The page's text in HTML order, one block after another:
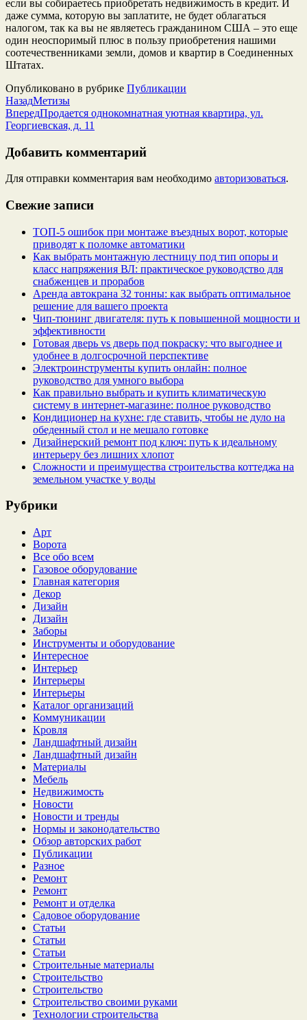
если вы собираетесь приобретать недвижимость в кредит. И
даже сумма, которую вы заплатите, не будет облагаться
налогом, так ка вы не являетесь гражданином США – это еще
один неоспоримый плюс в пользу приобретения нашими
соотечественниками земли, домов и квартир в Соединенных
Штатах.
Опубликовано в рубрике Публикации
НазадМетизы
ВпередПродается однокомнатная уютная квартира, ул.
Георгиевская, д. 11
Добавить комментарий
Для отправки комментария вам необходимо авторизоваться.
Свежие записи
ТОП-5 ошибок при монтаже въездных ворот, которые
приводят к поломке автоматики
Как выбрать монтажную лестницу под тип опоры и
класс напряжения ВЛ: практическое руководство для
снабженцев и прорабов
Аренда автокрана 32 тонны: как выбрать оптимальное
решение для вашего проекта
Чип‑тюнинг двигателя: путь к повышенной мощности и
эффективности
Готовая дверь vs дверь под покраску: что выгоднее и
удобнее в долгосрочной перспективе
Электроинструменты купить онлайн: полное
руководство для умного выбора
Как правильно выбрать и купить климатическую
систему в интернет‑магазине: полное руководство
Кондиционер на кухне: где ставить, чтобы не дуло на
обеденный стол и не мешало готовке
Дизайнерский ремонт под ключ: путь к идеальному
интерьеру без лишних хлопот
Сложности и преимущества строительства коттеджа на
земельном участке у воды
Рубрики
Арт
Ворота
Все обо всем
Газовое оборудование
Главная категория
Декор
Дизайн
Дизайн
Заборы
Инструменты и оборудование
Интересное
Интерьер
Интерьеры
Интерьеры
Каталог организаций
Коммуникации
Кровля
Ландшафтный дизайн
Ландшафтный дизайн
Материалы
Мебель
Недвижимость
Новости
Новости и тренды
Нормы и законодательство
Обзор авторских работ
Публикации
Разное
Ремонт
Ремонт
Ремонт и отделка
Садовое оборудование
Статьи
Статьи
Статьи
Строительные материалы
Строительство
Строительство
Строительство своими руками
Технологии строительства